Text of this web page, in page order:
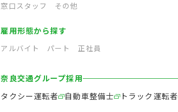
窓口スタッフ
その他
雇用形態から探す
アルバイト パート 正社員
奈良交通グループ採用
タクシー運転者
自動車整備士 トラック運転者